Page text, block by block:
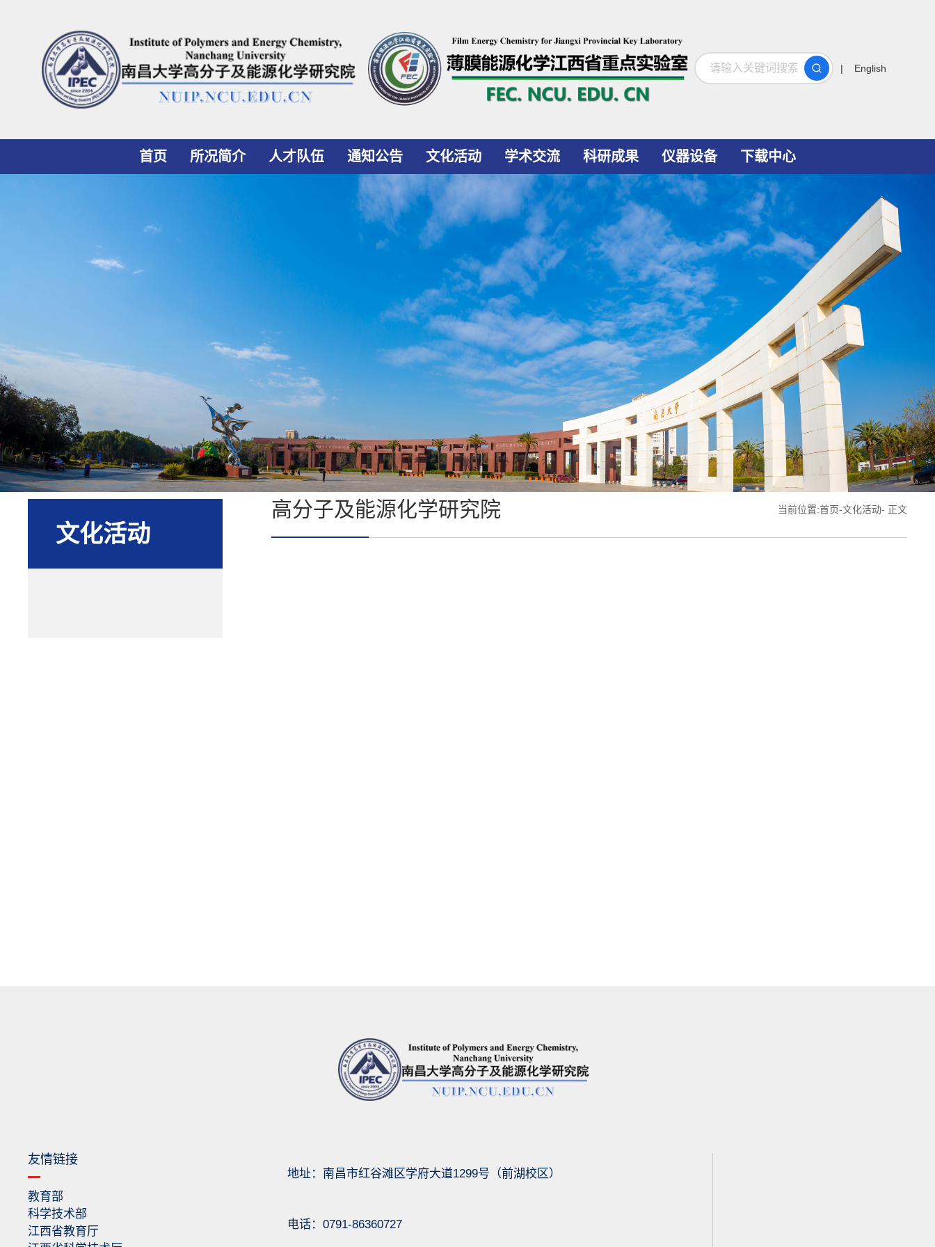
搜索
| English
首页 所况简介 人才队伍 通知公告 文化活动 学术交流 科研成果 仪器设备 下载中心
文化活动
高分子及能源化学研究院 当前位置:首页-文化活动- 正文
友情链接
教育部
科学技术部
江西省教育厅
地址：南昌市红谷滩区学府大道1299号（前湖校区）
电话：0791-86360727